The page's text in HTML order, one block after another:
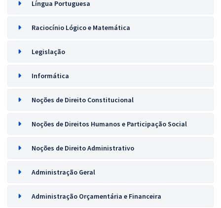
Língua Portuguesa
Raciocínio Lógico e Matemática
Legislação
Informática
Noções de Direito Constitucional
Noções de Direitos Humanos e Participação Social
Noções de Direito Administrativo
Administração Geral
Administração Orçamentária e Financeira